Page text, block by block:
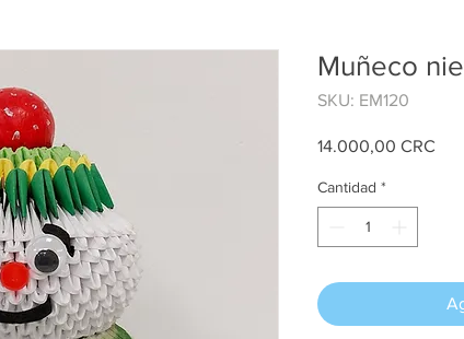
Muñeco
SKU: EM120
14.000,00 CRC
Cantidad *